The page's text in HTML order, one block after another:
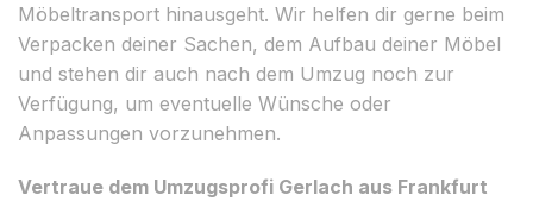
Möbeltransport hinausgeht. Wir helfen dir gerne beim
Verpacken deiner Sachen, dem Aufbau deiner Möbel
und stehen dir auch nach dem Umzug noch zur
Verfügung, um eventuelle Wünsche oder
Anpassungen vorzunehmen.
Vertraue dem Umzugsprofi Gerlach aus Frankfurt